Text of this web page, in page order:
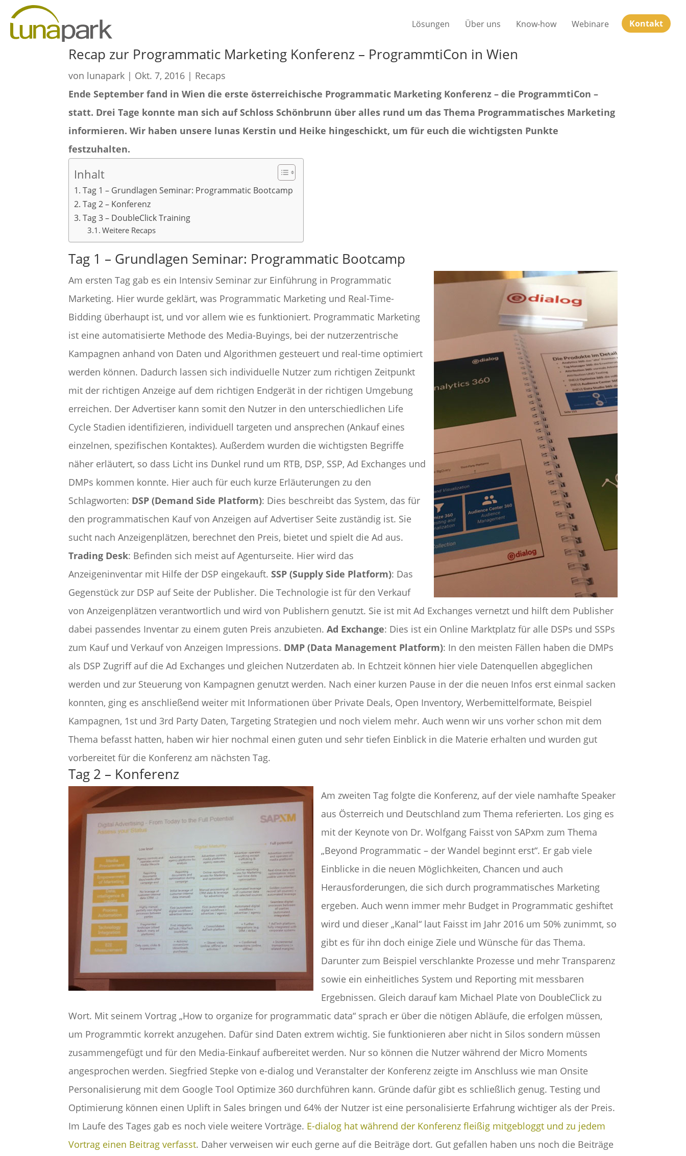
Lösungen Über uns Know-how Webinare Kontakt
Recap zur Programmatic Marketing Konferenz – ProgrammtiCon in Wien
von lunapark | Okt. 7, 2016 | Recaps
Ende September fand in Wien die erste österreichische Programmatic Marketing Konferenz – die ProgrammtiCon –
statt. Drei Tage konnte man sich auf Schloss Schönbrunn über alles rund um das Thema Programmatisches Marketing
informieren. Wir haben unsere lunas Kerstin und Heike hingeschickt, um für euch die wichtigsten Punkte
festzuhalten.
Inhalt
Tag 1 – Grundlagen Seminar: Programmatic Bootcamp
Tag 2 – Konferenz
Tag 3 – DoubleClick Training
Weitere Recaps
Tag 1 – Grundlagen Seminar: Programmatic Bootcamp
Am ersten Tag gab es ein Intensiv Seminar zur Einführung in Programmatic
Marketing. Hier wurde geklärt, was Programmatic Marketing und Real-Time-
Bidding überhaupt ist, und vor allem wie es funktioniert. Programmatic Marketing
ist eine automatisierte Methode des Media-Buyings, bei der nutzerzentrische
Kampagnen anhand von Daten und Algorithmen gesteuert und real-time optimiert
werden können. Dadurch lassen sich individuelle Nutzer zum richtigen Zeitpunkt
mit der richtigen Anzeige auf dem richtigen Endgerät in der richtigen Umgebung
erreichen. Der Advertiser kann somit den Nutzer in den unterschiedlichen Life
Cycle Stadien identifizieren, individuell targeten und ansprechen (Ankauf eines
einzelnen, spezifischen Kontaktes). Außerdem wurden die wichtigsten Begriffe
näher erläutert, so dass Licht ins Dunkel rund um RTB, DSP, SSP, Ad Exchanges und
DMPs kommen konnte. Hier auch für euch kurze Erläuterungen zu den
Schlagworten: DSP (Demand Side Platform): Dies beschreibt das System, das für
den programmatischen Kauf von Anzeigen auf Advertiser Seite zuständig ist. Sie
sucht nach Anzeigenplätzen, berechnet den Preis, bietet und spielt die Ad aus.
Trading Desk: Befinden sich meist auf Agenturseite. Hier wird das
Anzeigeninventar mit Hilfe der DSP eingekauft.SSP (Supply Side Platform): Das
Gegenstück zur DSP auf Seite der Publisher. Die Technologie ist für den Verkauf
von Anzeigenplätzen verantwortlich und wird von Publishern genutzt. Sie ist mit Ad Exchanges vernetzt und hilft dem Publisher
dabei passendes Inventar zu einem guten Preis anzubieten.Ad Exchange: Dies ist ein Online Marktplatz für alle DSPs und SSPs
zum Kauf und Verkauf von Anzeigen Impressions. DMP (Data Management Platform): In den meisten Fällen haben die DMPs
als DSP Zugriff auf die Ad Exchanges und gleichen Nutzerdaten ab. In Echtzeit können hier viele Datenquellen abgeglichen
werden und zur Steuerung von Kampagnen genutzt werden. Nach einer kurzen Pause in der die neuen Infos erst einmal sacken
konnten, ging es anschließend weiter mit Informationen über Private Deals, Open Inventory, Werbemittelformate, Beispiel
Kampagnen, 1st und 3rd Party Daten, Targeting Strategien und noch vielem mehr. Auch wenn wir uns vorher schon mit dem
Thema befasst hatten, haben wir hier nochmal einen guten und sehr tiefen Einblick in die Materie erhalten und wurden gut
vorbereitet für die Konferenz am nächsten Tag.
Tag 2 – Konferenz
Am zweiten Tag folgte die Konferenz, auf der viele namhafte Speaker
aus Österreich und Deutschland zum Thema referierten. Los ging es
mit der Keynote von Dr. Wolfgang Faisst von SAPxm zum Thema
„Beyond Programmatic – der Wandel beginnt erst“. Er gab viele
Einblicke in die neuen Möglichkeiten, Chancen und auch
Herausforderungen, die sich durch programmatisches Marketing
ergeben. Auch wenn immer mehr Budget in Programmatic geshiftet
wird und dieser „Kanal“ laut Faisst im Jahr 2016 um 50% zunimmt, so
gibt es für ihn doch einige Ziele und Wünsche für das Thema.
Darunter zum Beispiel verschlankte Prozesse und mehr Transparenz
sowie ein einheitliches System und Reporting mit messbaren
Ergebnissen. Gleich darauf kam Michael Plate von DoubleClick zu
Wort. Mit seinem Vortrag „How to organize for programmatic data“ sprach er über die nötigen Abläufe, die erfolgen müssen,
um Programmtic korrekt anzugehen. Dafür sind Daten extrem wichtig. Sie funktionieren aber nicht in Silos sondern müssen
zusammengefügt und für den Media-Einkauf aufbereitet werden. Nur so können die Nutzer während der Micro Moments
angesprochen werden. Siegfried Stepke von e-dialog und Veranstalter der Konferenz zeigte im Anschluss wie man Onsite
Personalisierung mit dem Google Tool Optimize 360 durchführen kann. Gründe dafür gibt es schließlich genug. Testing und
Optimierung können einen Uplift in Sales bringen und 64% der Nutzer ist eine personalisierte Erfahrung wichtiger als der Preis.
Im Laufe des Tages gab es noch viele weitere Vorträge. E-dialog hat während der Konferenz fleißig mitgebloggt und zu jedem
Vortrag einen Beitrag verfasst. Daher verweisen wir euch gerne auf die Beiträge dort. Gut gefallen haben uns noch die Beiträge